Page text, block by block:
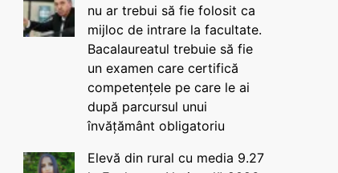
nu ar trebui să fie folosit ca
mijloc de intrare la facultate.
Bacalaureatul trebuie să fie
un examen care certifică
competențele pe care le ai
după parcursul unui
învățământ obligatoriu
Elevă din rural cu media 9.27